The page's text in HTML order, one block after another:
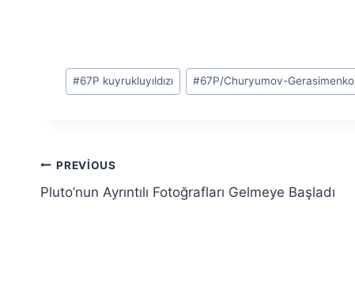
Post
Tags:
#67P kuyrukluyıldızı #67P/Churyumov-Gerasimenko
Yazı
gezinmesi
PREVIOUS
Pluto’nun Ayrıntılı Fotoğrafları Gelmeye Başladı